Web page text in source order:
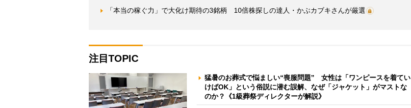
「本当の稼ぐ力」で大化け期待の3銘柄 10倍株探しの達人・かぶカブキさんが厳選
注目TOPIC
猛暑のお葬式で悩ましい“喪服問題” 女性は「ワンピースを着てい
けばOK」という俗説に潜む誤解、なぜ「ジャケット」がマストな
のか？《1級葬祭ディレクターが解説》